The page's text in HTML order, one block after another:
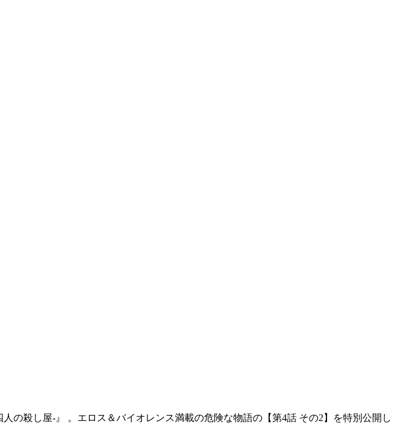
の殺し屋-』 。エロス＆バイオレンス満載の危険な物語の【第4話 その2】を特別公開し